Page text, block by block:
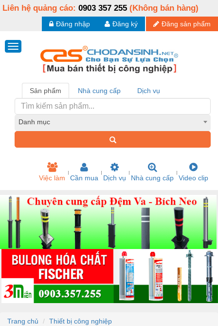
Liên hệ quảng cáo: 0903 357 255 (Không bán hàng)
Đăng sản phẩm
Đăng ký
Đăng nhập
Sản phẩm Nhà cung cấp Dịch vụ
Danh mục
Việc làm Cần mua Dịch vụ Nhà cung cấp Video clip
Trang chủ
Thiết bị công nghiệp